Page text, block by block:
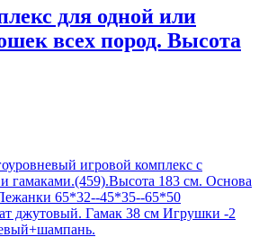
для одной или
всех пород. Высота